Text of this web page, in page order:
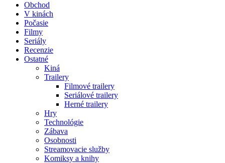
Obchod
V kinách
Počasie
Filmy
Seriály
Recenzie
Ostatné
Kiná
Trailery
Filmové trailery
Seriálové trailery
Herné trailery
Hry
Technológie
Zábava
Osobnosti
Streamovacie služby
Komiksy a knihy